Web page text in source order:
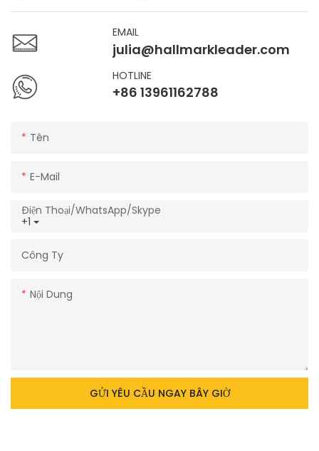
EMAIL
julia@hallmarkleader.com
HOTLINE
+86 13961162788
Tên
E-Mail
+1
Điện Thoại/WhatsApp/Skype
Công Ty
Nội Dung
GỬI YÊU CẦU NGAY BÂY GIỜ